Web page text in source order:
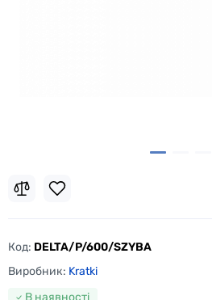
Код: DELTA/P/600/SZYBA
Виробник: Kratki
В наявності